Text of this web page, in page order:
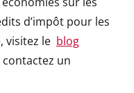
d’impôt pour les
visitez le blog
contactez un